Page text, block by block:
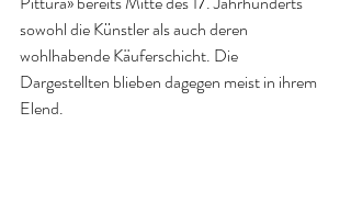
sowohl die Künstler als auch deren
wohlhabende Käuferschicht. Die
Dargestellten blieben dagegen meist in ihrem
Elend.